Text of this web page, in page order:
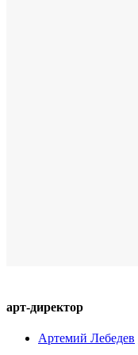
арт-директор
Артемий Лебедев